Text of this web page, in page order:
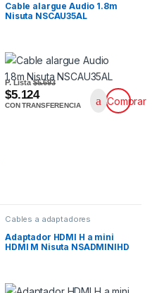
Cable alargue Audio 1.8m
Nisuta NSCAU35AL
P. Lista$5.693
$5.124
CON TRANSFERENCIA Comprar
Cables a adaptadores
Adaptador HDMI H a mini
HDMI M Nisuta NSADMINIHD